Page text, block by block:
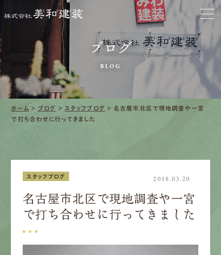
お家をきれいに
会社をきれいに
クリーニング
施工事例
採用情報
ブログ
BLOG
ホーム > ブログ > スタッフブログ > 名古屋市北区で現地調査や一宮
で打ち合わせに行ってきました
スタッフブログ 2018.03.20
名古屋市北区で現地調査や一宮
で打ち合わせに行ってきました